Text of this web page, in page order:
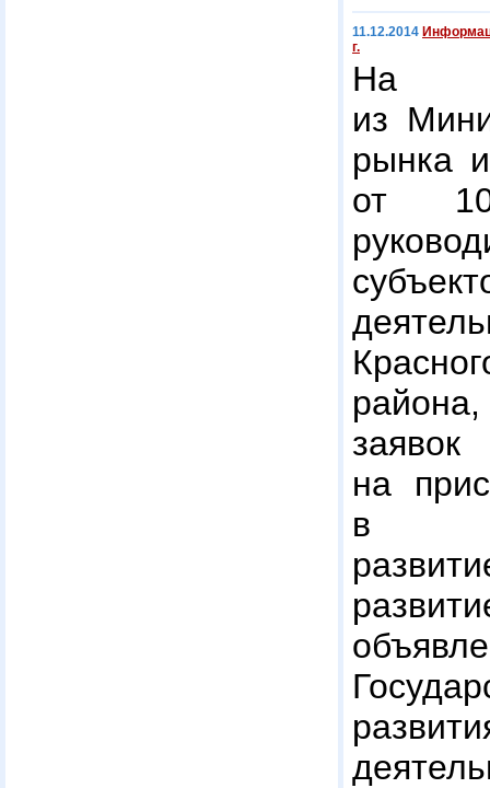
11.12.2014
г.
На
из
рынка
от
на
в